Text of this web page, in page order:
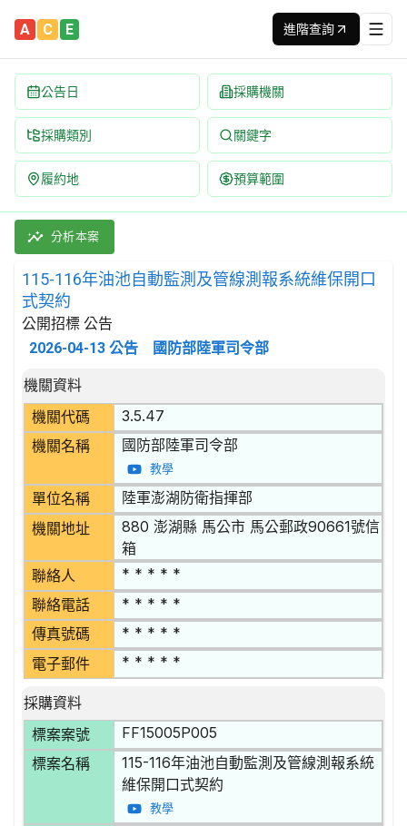
A C E 進階查詢
公告日 採購機關
採購類別 關鍵字
履約地 預算範圍
115-116年油池自動監測及管線測報系統維保開口式契約 招
採購類別：勞務類 附帶於能源分配的服務 | 招標方式：公
分析本案
115-116年油池自動監測及管線測報系統維保開口
式契約
公開招標 公告
2026-04-13 公告 國防部陸軍司令部
招標公告詳細內容
機關資料
機關代碼
3.5.47
機關名稱 國防部陸軍司令部
教學
單位名稱 陸軍澎湖防衛指揮部
機關地址
880 澎湖縣 馬公市 馬公郵政90661號信
箱
聯絡人 * * * * *
聯絡電話 * * * * *
傳真號碼 * * * * *
電子郵件 * * * * *
採購資料
標案案號
FF15005P005
標案名稱
115-116年油池自動監測及管線測報系統
維保開口式契約
教學